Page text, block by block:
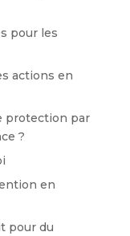
pour les
actions en
protection par
?
en
pour du